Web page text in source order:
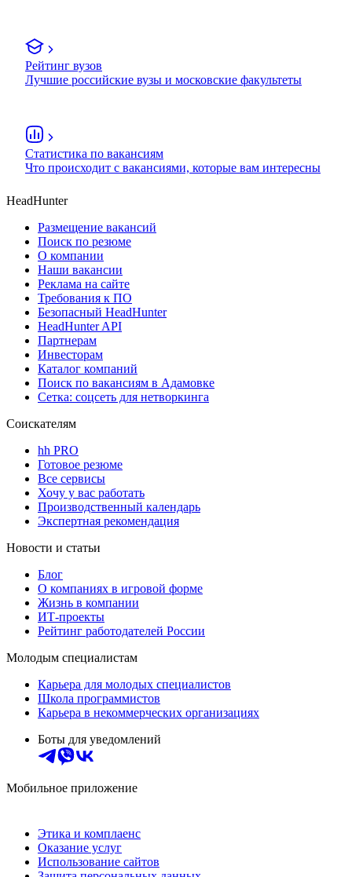
Рейтинг вузов
Лучшие российские вузы и московские факультеты
Статистика по вакансиям
Что происходит с вакансиями, которые вам интересны
HeadHunter
Размещение вакансий
Поиск по резюме
О компании
Наши вакансии
Реклама на сайте
Требования к ПО
Безопасный HeadHunter
HeadHunter API
Партнерам
Инвесторам
Каталог компаний
Поиск по вакансиям в Адамовке
Сетка: соцсеть для нетворкинга
Соискателям
hh PRO
Готовое резюме
Все сервисы
Хочу у вас работать
Производственный календарь
Экспертная рекомендация
Новости и статьи
Блог
О компаниях в игровой форме
Жизнь в компании
ИТ-проекты
Рейтинг работодателей России
Молодым специалистам
Карьера для молодых специалистов
Школа программистов
Карьера в некоммерческих организациях
Боты для уведомлений
Мобильное приложение
Этика и комплаенс
Оказание услуг
Использование сайтов